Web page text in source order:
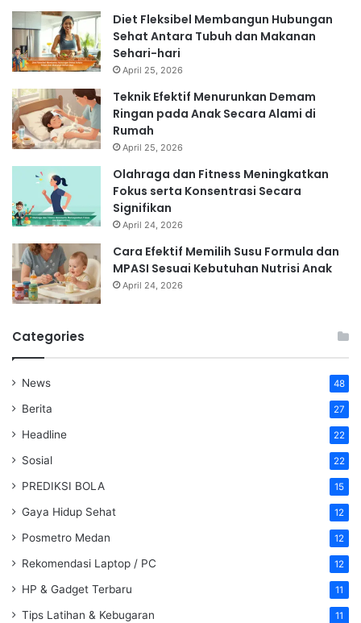
Diet Fleksibel Membangun Hubungan
Sehat Antara Tubuh dan Makanan
Sehari-hari
April 25, 2026
Teknik Efektif Menurunkan Demam
Ringan pada Anak Secara Alami di
Rumah
April 25, 2026
Olahraga dan Fitness Meningkatkan
Fokus serta Konsentrasi Secara
Signifikan
April 24, 2026
Cara Efektif Memilih Susu Formula dan
MPASI Sesuai Kebutuhan Nutrisi Anak
April 24, 2026
Categories
News 48
Berita 27
Headline 22
Sosial 22
PREDIKSI BOLA 15
Gaya Hidup Sehat 12
Posmetro Medan 12
Rekomendasi Laptop / PC 12
HP & Gadget Terbaru 11
Tips Latihan & Kebugaran 11